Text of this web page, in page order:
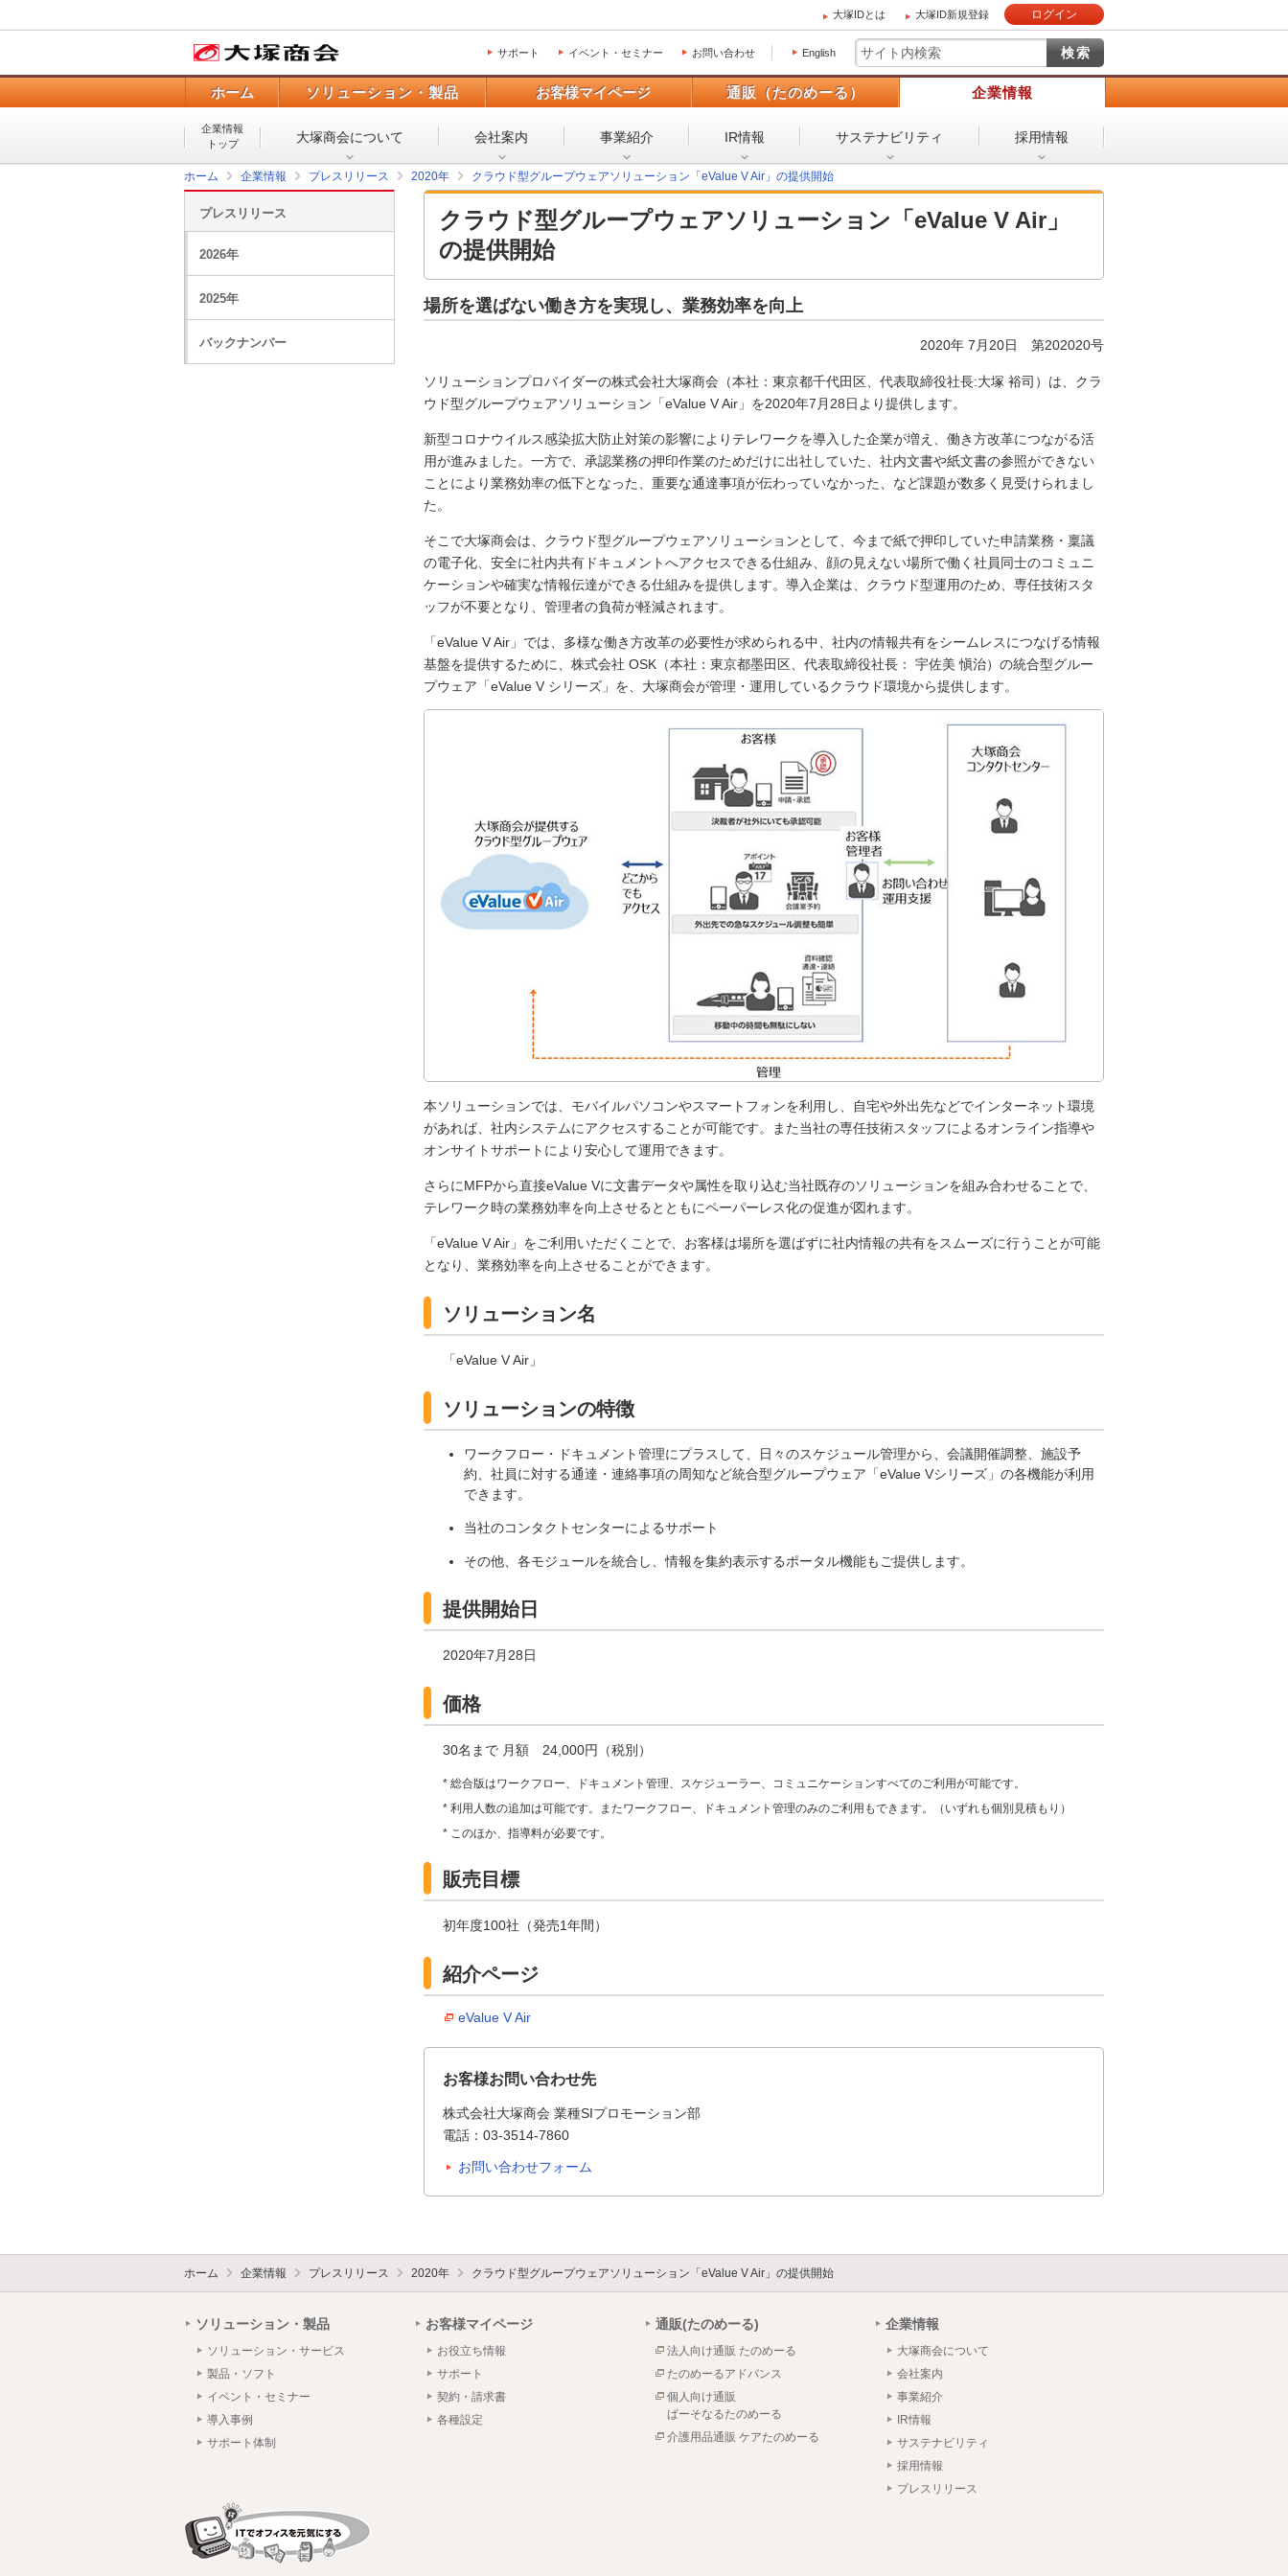
大塚IDとは 大塚ID新規登録 ログイン
サポート イベント・セミナー お問い合わせ English
ホーム ソリューション・製品 お客様マイページ 通販（たのめーる） 企業情報
企業情報
トップ
大塚商会について 会社案内 事業紹介 IR情報 サステナビリティ 採用情報
ホーム 企業情報 プレスリリース 2020年 クラウド型グループウェアソリューション「eValue V Air」の提供開始
クラウド型グループウェアソリューション「eValue V Air」
の提供開始
場所を選ばない働き方を実現し、業務効率を向上
2020年 7月20日 第202020号
ソリューションプロバイダーの株式会社大塚商会（本社：東京都千代田区、代表取締役社長:大塚 裕司）は、クラ
ウド型グループウェアソリューション「eValue V Air」を2020年7月28日より提供します。
新型コロナウイルス感染拡大防止対策の影響によりテレワークを導入した企業が増え、働き方改革につながる活
用が進みました。一方で、承認業務の押印作業のためだけに出社していた、社内文書や紙文書の参照ができない
ことにより業務効率の低下となった、重要な通達事項が伝わっていなかった、など課題が数多く見受けられまし
た。
そこで大塚商会は、クラウド型グループウェアソリューションとして、今まで紙で押印していた申請業務・稟議
の電子化、安全に社内共有ドキュメントへアクセスできる仕組み、顔の見えない場所で働く社員同士のコミュニ
ケーションや確実な情報伝達ができる仕組みを提供します。導入企業は、クラウド型運用のため、専任技術スタ
ッフが不要となり、管理者の負荷が軽減されます。
「eValue V Air」では、多様な働き方改革の必要性が求められる中、社内の情報共有をシームレスにつなげる情報
基盤を提供するために、株式会社 OSK（本社：東京都墨田区、代表取締役社長： 宇佐美 愼治）の統合型グルー
プウェア「eValue V シリーズ」を、大塚商会が管理・運用しているクラウド環境から提供します。
本ソリューションでは、モバイルパソコンやスマートフォンを利用し、自宅や外出先などでインターネット環境
があれば、社内システムにアクセスすることが可能です。また当社の専任技術スタッフによるオンライン指導や
オンサイトサポートにより安心して運用できます。
さらにMFPから直接eValue Vに文書データや属性を取り込む当社既存のソリューションを組み合わせることで、
テレワーク時の業務効率を向上させるとともにペーパーレス化の促進が図れます。
「eValue V Air」をご利用いただくことで、お客様は場所を選ばずに社内情報の共有をスムーズに行うことが可能
となり、業務効率を向上させることができます。
ソリューション名
「eValue V Air」
ソリューションの特徴
ワークフロー・ドキュメント管理にプラスして、日々のスケジュール管理から、会議開催調整、施設予
約、社員に対する通達・連絡事項の周知など統合型グループウェア「eValue Vシリーズ」の各機能が利用
できます。
当社のコンタクトセンターによるサポート
その他、各モジュールを統合し、情報を集約表示するポータル機能もご提供します。
提供開始日
2020年7月28日
価格
30名まで 月額 24,000円（税別）
* 総合版はワークフロー、ドキュメント管理、スケジューラー、コミュニケーションすべてのご利用が可能です。
* 利用人数の追加は可能です。またワークフロー、ドキュメント管理のみのご利用もできます。（いずれも個別見積もり）
* このほか、指導料が必要です。
販売目標
初年度100社（発売1年間）
紹介ページ
eValue V Air
お客様お問い合わせ先
株式会社大塚商会 業種SIプロモーション部
電話：03-3514-7860
お問い合わせフォーム
プレスリリース
2026年
2025年
バックナンバー
ホーム 企業情報 プレスリリース 2020年 クラウド型グループウェアソリューション「eValue V Air」の提供開始
ソリューション・製品
ソリューション・サービス
製品・ソフト
イベント・セミナー
導入事例
サポート体制
お客様マイページ
お役立ち情報
サポート
契約・請求書
各種設定
通販(たのめーる)
法人向け通販 たのめーる
たのめーるアドバンス
個人向け通販
ぱーそなるたのめーる
介護用品通販 ケアたのめーる
企業情報
大塚商会について
会社案内
事業紹介
IR情報
サステナビリティ
採用情報
プレスリリース